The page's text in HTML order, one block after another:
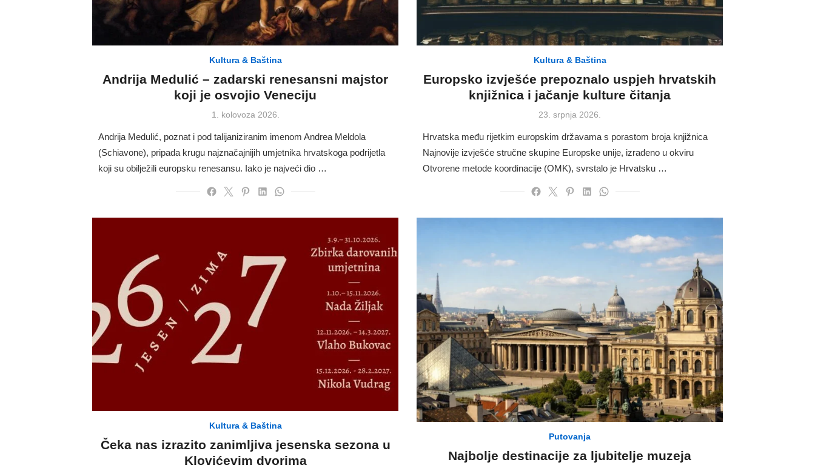
Kultura & Baština
Andrija Medulić – zadarski renesansni majstor
koji je osvojio Veneciju
Posted
1. kolovoza 2026.
Andrija Medulić, poznat i pod talijaniziranim imenom Andrea Meldola
(Schiavone), pripada krugu najznačajnijih umjetnika hrvatskoga podrijetla
koji su obilježili europsku renesansu. Iako je najveći dio …
Kultura & Baština
Europsko izvješće prepoznalo uspjeh hrvatskih
knjižnica i jačanje kulture čitanja
Posted
23. srpnja 2026.
Hrvatska među rijetkim europskim državama s porastom broja knjižnica
Najnovije izvješće stručne skupine Europske unije, izrađeno u okviru
Otvorene metode koordinacije (OMK), svrstalo je Hrvatsku …
Kultura & Baština
Čeka nas izrazito zanimljiva jesenska sezona u
Klovićevim dvorima
Putovanja
Najbolje destinacije za ljubitelje muzeja